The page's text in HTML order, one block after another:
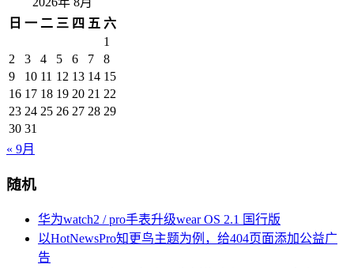
日 一 二 三 四 五 六
1
2
3 4 5 6 7
8
9
10 11 12 13 14 15
16 17 18 19 20 21 22
23 24 25 26 27 28 29
30 31
« 9月
随机
华为watch2 / pro手表升级wear OS 2.1 国行版
以HotNewsPro知更鸟主题为例，给404页面添加公益广
告